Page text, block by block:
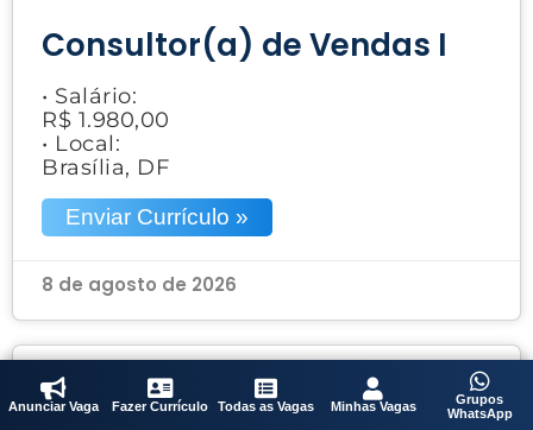
Consultor(a) de Vendas I
• Salário:
R$ 1.980,00
• Local:
Brasília, DF
Enviar Currículo »
8 de agosto de 2026
Acabador
Anunciar Vaga Fazer Currículo Todas as Vagas Minhas Vagas
Grupos
WhatsApp